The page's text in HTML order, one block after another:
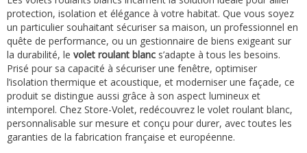
protection, isolation et élégance à votre habitat. Que vous soyez
un particulier souhaitant sécuriser sa maison, un professionnel en
quête de performance, ou un gestionnaire de biens exigeant sur
la durabilité, le volet roulant blanc s’adapte à tous les besoins.
Prisé pour sa capacité à sécuriser une fenêtre, optimiser
l’isolation thermique et acoustique, et moderniser une façade, ce
produit se distingue aussi grâce à son aspect lumineux et
intemporel. Chez Store-Volet, redécouvrez le volet roulant blanc,
personnalisable sur mesure et conçu pour durer, avec toutes les
garanties de la fabrication française et européenne.